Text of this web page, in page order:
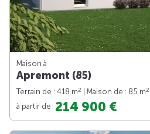
Maison à
Apremont (85)
Terrain de : 418 m2 | Maison de : 85 m2
à partir de 214 900 €